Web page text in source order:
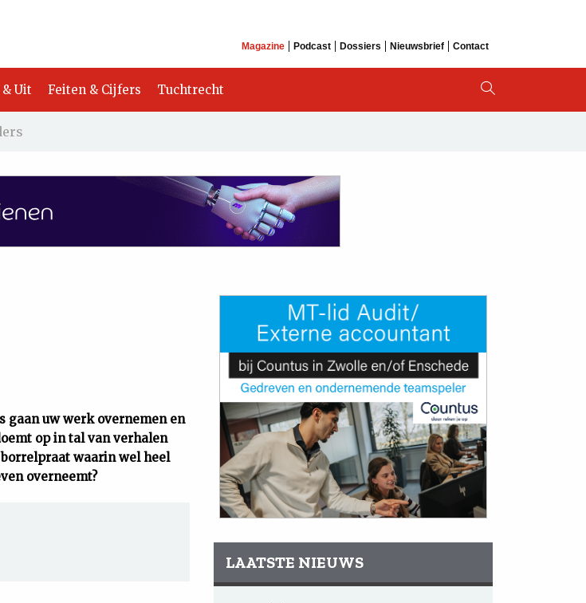
Magazine Podcast Dossiers Nieuwsbrief Contact
Uit Feiten & Cijfers Tuchtrecht
gaan uw werk overnemen en
op in tal van verhalen
waarin wel heel
overneemt?
LAATSTE NIEUWS